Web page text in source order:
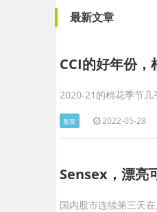
最新文章
CCI的好年份
2020-21的棉花季节
股票 2022-05-28
Sensex，漂亮
国内股市连续第三天